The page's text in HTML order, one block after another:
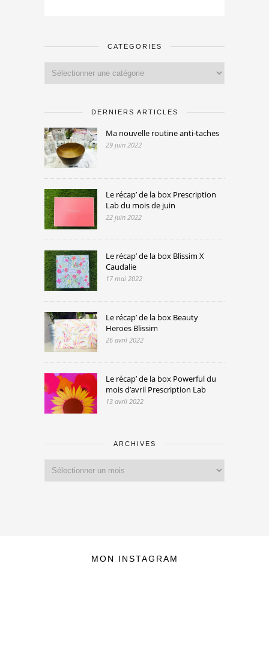
CATÉGORIES
DERNIERS ARTICLES
Ma nouvelle routine anti-taches
29 juin 2022
Le récap’ de la box Prescription
Lab du mois de juin
22 juin 2022
Le récap’ de la box Blissim X
Caudalie
17 mai 2022
Le récap’ de la box Beauty
Heroes Blissim
26 avril 2022
Le récap’ de la box Powerful du
mois d’avril Prescription Lab
13 avril 2022
ARCHIVES
MON INSTAGRAM